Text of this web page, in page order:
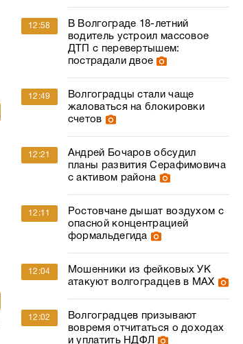
12:58
В Волгограде 18-летний
водитель устроил массовое
ДТП с перевертышем:
пострадали двое
12:49
Волгоградцы стали чаще
жаловаться на блокировки
счетов
12:21
Андрей Бочаров обсудил
планы развития Серафимовича
с активом района
12:11
Ростовчане дышат воздухом с
опасной концентрацией
формальдегида
12:04
Мошенники из фейковых УК
атакуют волгоградцев в МАХ
12:02
Волгоградцев призывают
вовремя отчитаться о доходах
и уплатить НДФЛ